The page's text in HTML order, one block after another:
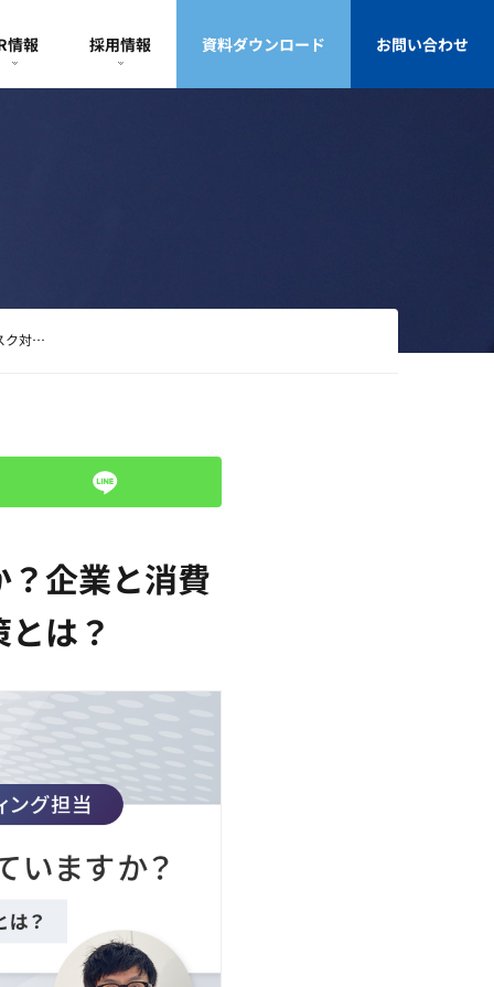
情報 採用情報 資料ダウンロード お問い合わせ
ク対…
企業と消費
は？